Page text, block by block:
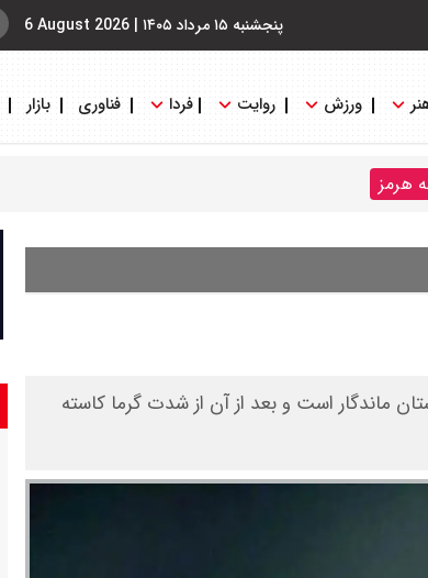
پنجشنبه ۱۵ مرداد ۱۴۰۵ |
6 August 2026
ورزش روایت فردا فناوری بازار
هرمز
رضوی گفت: هوای گرم تا ۱۵ تیر ماه در این استان ماندگار است و بعد از آن از شدت گرما کاسته